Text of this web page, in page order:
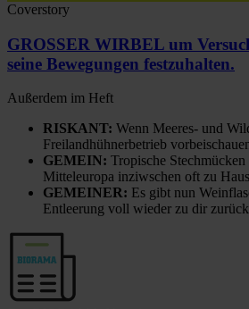
Coverstory
GROSSER WIRBEL um
seine Bewegungen festzuhalten.
Außerdem im Heft
RISKANT: Wenn Meeres- und
Freilandhühnerbetrieb
GEMEIN: Tropische
Mitteleuropa inziwschen oft zu
GEMEINER: Es gibt nun
Entleerung voll wieder zu dir